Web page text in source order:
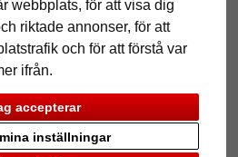
webbplats, för att visa dig
riktade annonser, för att
och för att förstå var
ifrån.
accepterar
inställningar